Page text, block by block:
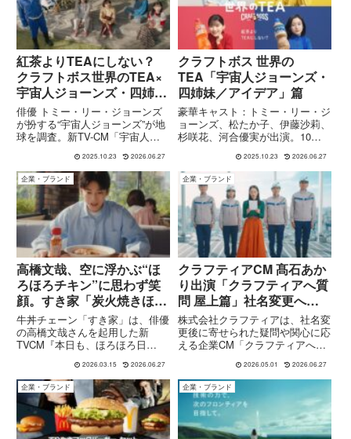
紅茶よりTEAにしない？
クラフトボス世界のTEA×
宇宙人ジョーンズ・四姉妹
篇
俳優 トミー・リー・ジョーンズ
が扮する“宇宙人ジョーンズ”が地
球を調査。新TV-CM「宇宙人ジ
か子さん×杉咲花さん×河合優実
さん×伊藤沙莉さんが“宇宙人四姉
妹”として登場。「クラフトボス
世界のTEA」シリーズ4品発売
中。
2025.10.23 2026.06.27
クラフトボス 世界の
TEA「宇宙人ジョーンズ・
四姉妹／アイデア」篇
豪華キャスト：トミー・リー・ジ
ョーンズ、松たか子、伊藤沙莉、
杉咲花、河合優実が出演。10月
フトボス 世界のTEA」新TV-
CM「宇宙人ジョーンズ・四姉妹
／アイデア」篇を、CMストーリ
ー、シリーズ商品とともに解説し
ます！
2025.10.23 2026.06.27
企業・ブランド
高橋文哉、空に浮かぶ“ほ
ろほろチキン”に思わず笑
顔。すき家「炭火焼きほろ
ほろチキンカレー」
CM『本日も、ほろほろ日
和。』篇
牛丼チェーン「すき家」は、俳優
の高橋文哉さんを起用した新
TVCM『本日も、ほろほろ日
CMは、期間限定メニュー「炭火
焼きほろほろチキンカレー」を紹
介する内容。果物や野菜の甘みが
溶け込んだカレーと、炭火で焼き
上げてス...
2026.03.15 2026.06.27
企業・ブランド
クラフティアCM 髙石あか
り出演「クラフティアへ質
問 屋上篇」社名変更への
疑問に向き合う
株式会社クラフティアは、社名変
更後に寄せられた疑問や関心に応
える企業CM「クラフティアへ質
上篇（30秒）』を公開しまし
た。本CMは、2026年4月6日より
九州・山口・沖縄エリアを中心に
放映され、YouTubeや...
2026.05.01 2026.06.27
企業・ブランド 企業・ブランド